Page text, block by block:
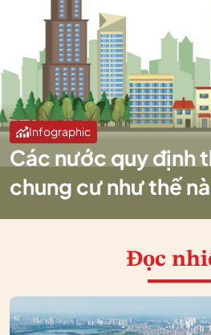
Infographic
Các nước quy định
chung cư như thế
Đọc